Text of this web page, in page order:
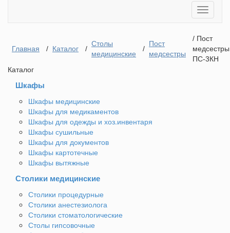
Toggle
Главная / Каталог /
Столы
медицинские
/
Пост
медсестры
/ Пост
медсестры
ПС-3КН
Каталог
Шкафы
Шкафы медицинские
Шкафы для медикаментов
Шкафы для одежды и хоз.инвентаря
Шкафы сушильные
Шкафы для документов
Шкафы картотечные
Шкафы вытяжные
Столики медицинские
Столики процедурные
Столики анестезиолога
Столики стоматологические
Столы гипсовочные